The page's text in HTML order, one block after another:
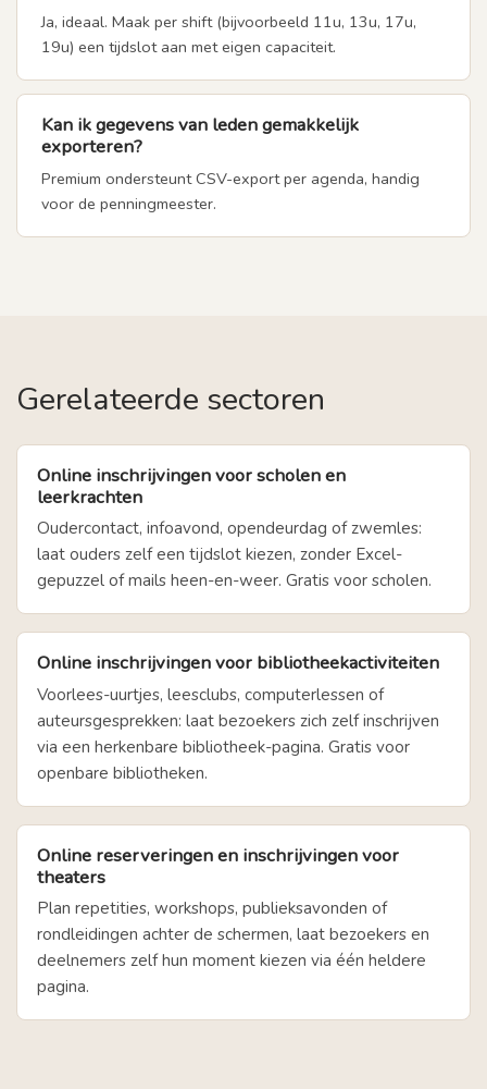
Ja, ideaal. Maak per shift (bijvoorbeeld 11u, 13u, 17u,
19u) een tijdslot aan met eigen capaciteit.
Kan ik gegevens van leden gemakkelijk
exporteren?
Premium ondersteunt CSV-export per agenda, handig
voor de penningmeester.
Gerelateerde sectoren
Online inschrijvingen voor scholen en
leerkrachten
Oudercontact, infoavond, opendeurdag of zwemles:
laat ouders zelf een tijdslot kiezen, zonder Excel-
gepuzzel of mails heen-en-weer. Gratis voor scholen.
Online inschrijvingen voor bibliotheekactiviteiten
Voorlees-uurtjes, leesclubs, computerlessen of
auteursgesprekken: laat bezoekers zich zelf inschrijven
via een herkenbare bibliotheek-pagina. Gratis voor
openbare bibliotheken.
Online reserveringen en inschrijvingen voor
theaters
Plan repetities, workshops, publieksavonden of
rondleidingen achter de schermen, laat bezoekers en
deelnemers zelf hun moment kiezen via één heldere
pagina.